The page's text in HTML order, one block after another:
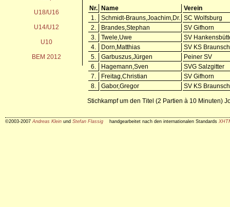
U18/U16
U14/U12
U10
BEM 2012
Nr. Name
Verein
1.
Schmidt-Brauns,Joachim,Dr.
SC Wolfsburg
2.
Brandes,Stephan
SV Gifhorn
3.
Twele,Uwe
SV
4.
Dorn,Matthias
SV KS
5.
Garbuszus,Jürgen
Peiner SV
6.
Hagemann,Sven
SVG Salzgitter
7.
Freitag,Christian
SV Gifhorn
8.
Gabor,Gregor SV KS
Stichkampf um den Titel (2 Partien à 10 Minuten)
©2003-2007Andreas Klein und Stefan Flassig handgearbeitet nach den internationalen Standards